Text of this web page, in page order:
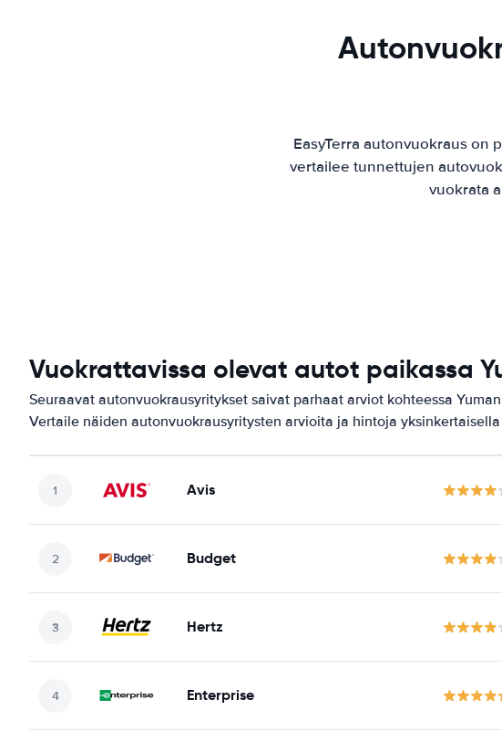
EasyTerra autonvuokraus on
vertailee tunnettujen
vuokrata
Vuokrattavissa olevat autot paikassa
Seuraavat autonvuokrausyritykset saivat parhaat arviot kohteessa
Vertaile näiden autonvuokrausyritysten arvioita ja hintoja
Avis
Budget
Hertz
Enterprise